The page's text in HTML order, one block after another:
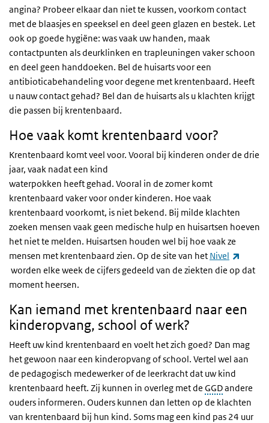
angina? Probeer elkaar dan niet te kussen, voorkom contact
met de blaasjes en speeksel en deel geen glazen en bestek. Let
ook op goede hygiëne: was vaak uw handen, maak
contactpunten als deurklinken en trapleuningen vaker schoon
en deel geen handdoeken. Bel de huisarts voor een
antibioticabehandeling voor degene met krentenbaard. Heeft
u nauw contact gehad? Bel dan de huisarts als u klachten krijgt
die passen bij krentenbaard.
Hoe vaak komt krentenbaard voor?
Krentenbaard komt veel voor. Vooral bij kinderen onder de drie
jaar, vaak nadat een kind
waterpokken heeft gehad. Vooral in de zomer komt
krentenbaard vaker voor onder kinderen. Hoe vaak
krentenbaard voorkomt, is niet bekend. Bij milde klachten
zoeken mensen vaak geen medische hulp en huisartsen hoeven
het niet te melden. Huisartsen houden wel bij hoe vaak ze
mensen met krentenbaard zien. Op de site van het Nivel
(externe link)
worden elke week de cijfers gedeeld van de ziekten die op dat
moment heersen.
Kan iemand met krentenbaard naar een
kinderopvang, school of werk?
Heeft uw kind krentenbaard en voelt het zich goed? Dan mag
het gewoon naar een kinderopvang of school. Vertel wel aan
de pedagogisch medewerker of de leerkracht dat uw kind
krentenbaard heeft. Zij kunnen in overleg met de GGDandere
ouders informeren. Ouders kunnen dan letten op de klachten
van krentenbaard bij hun kind. Soms mag een kind pas 24 uur